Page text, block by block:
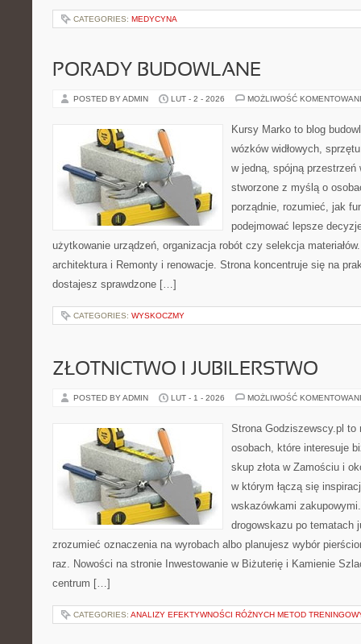
CATEGORIES: MEDYCYNA
PORADY BUDOWLANE
POSTED BY ADMIN LUT - 2 - 2026 MOŻLIWOŚĆ
Kursy Marko to blog
wózków widłowych,
w jedną, spójną przestrzeń
stworzone z myślą o
porządnie, rozumieć, jak
podejmować lepsze
użytkowanie urządzeń, organizacja robót czy selekcja
architektura i Remonty i renowacje. Strona koncentruje się na
dostajesz sprawdzone […]
CATEGORIES: WYSKOCZMY
ZŁOTNICTWO I JUBILERSTWO
POSTED BY ADMIN LUT - 1 - 2026 MOŻLIWOŚĆ
Strona Godziszewscy.pl
osobach, które interesuje
skup złota w Zamościu i
w którym łączą się
wskazówkami
drogowskazu po tematach
zrozumieć oznaczenia na wyrobach albo planujesz wybór
raz. Nowości na stronie Inwestowanie w Biżuterię i Kamienie
centrum […]
CATEGORIES: ANALIZY EFEKTYWNOŚCI RÓŻNYCH METOD